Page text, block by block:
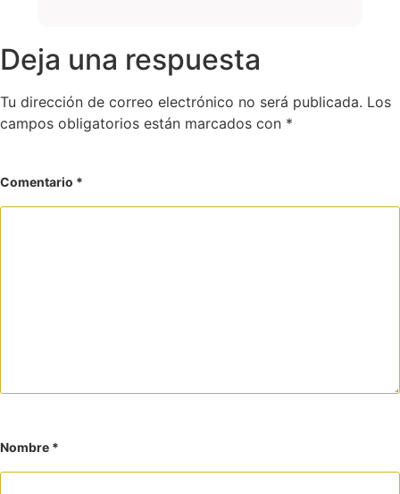
Deja una respuesta
Tu dirección de correo electrónico no será publicada. Los
campos obligatorios están marcados con *
Comentario *
Nombre *